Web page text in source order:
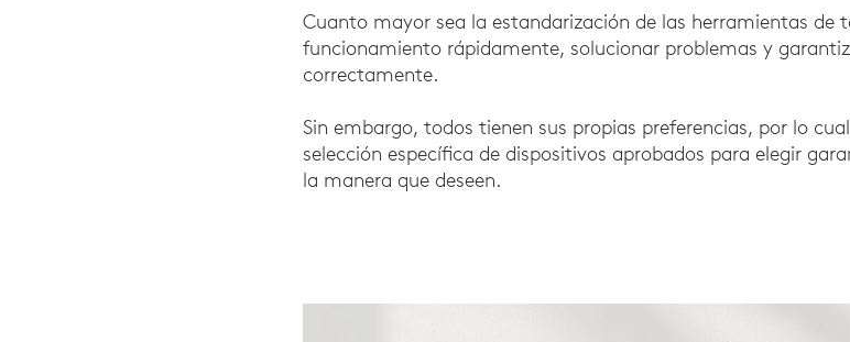
Cuanto mayor sea la estandarización de las herramientas de
funcionamiento rápidamente, solucionar problemas y
correctamente.
Sin embargo, todos tienen sus propias preferencias, por lo
selección específica de dispositivos aprobados para elegir
la manera que deseen.